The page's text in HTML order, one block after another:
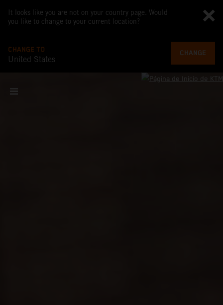
It looks like you are not on your country page. Would
you like to change to your current location?
CHANGE TO
United States
CHANGE